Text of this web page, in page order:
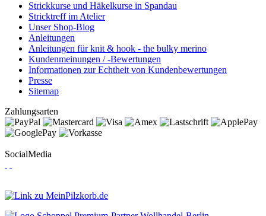
Strickkurse und Häkelkurse in Spandau
Stricktreff im Atelier
Unser Shop-Blog
Anleitungen
Anleitungen für knit & hook - the bulky merino
Kundenmeinungen / -Bewertungen
Informationen zur Echtheit von Kundenbewertungen
Presse
Sitemap
Zahlungsarten
SocialMedia